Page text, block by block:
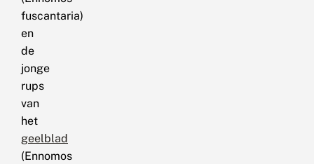
fuscantaria)
en
de
jonge
rups
van
het
geelblad
(Ennomos